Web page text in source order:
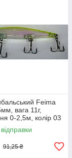
Feima
вага 11г,
0-2,5м, колір 03
91,25 ₴